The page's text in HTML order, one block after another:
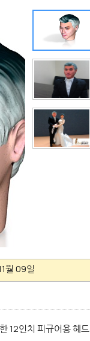
월 09일
12인치 피규어용 헤드